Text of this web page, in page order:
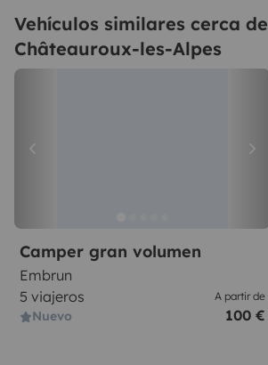
Vehículos similares cerca de
Châteauroux-les-Alpes
Camper gran volumen
Embrun
5 viajeros
Nuevo
A partir de
100 €